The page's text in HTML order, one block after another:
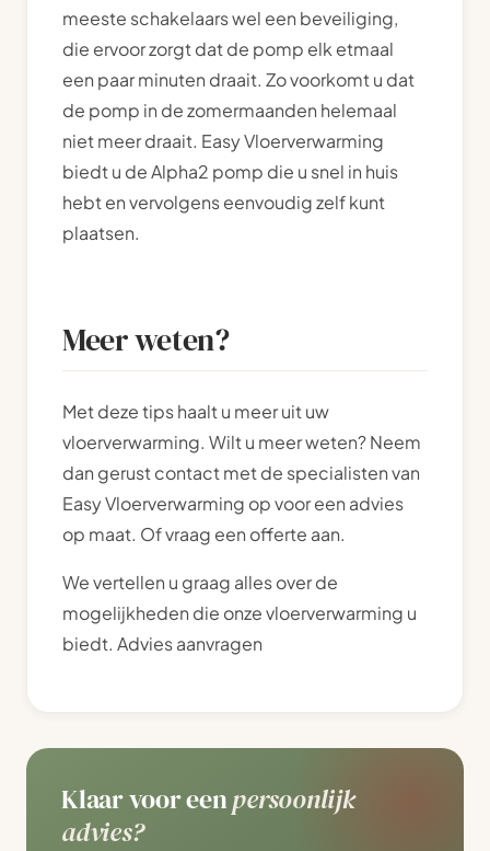
meeste schakelaars wel een beveiliging,
die ervoor zorgt dat de pomp elk etmaal
een paar minuten draait. Zo voorkomt u dat
de pomp in de zomermaanden helemaal
niet meer draait. Easy Vloerverwarming
biedt u de Alpha2 pomp die u snel in huis
hebt en vervolgens eenvoudig zelf kunt
plaatsen.
Meer weten?
Met deze tips haalt u meer uit uw
vloerverwarming. Wilt u meer weten? Neem
dan gerust contact met de specialisten van
Easy Vloerverwarming op voor een advies
op maat. Of vraag een offerte aan.
We vertellen u graag alles over de
mogelijkheden die onze vloerverwarming u
biedt. Advies aanvragen
Klaar voor eenpersoonlijk
advies?